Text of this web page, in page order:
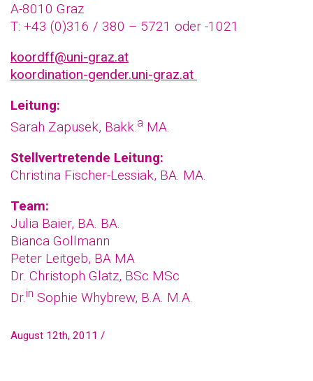
A-8010 Graz
T: +43 (0)316 / 380 – 5721 oder -1021
koordff@uni-graz.at
koordination-gender.uni-graz.at
Leitung:
Sarah Zapusek, Bakk.a MA.
Stellvertretende Leitung:
Christina Fischer-Lessiak, BA. MA.
Team:
Julia Baier, BA. BA.
Bianca Gollmann
Peter Leitgeb, BA MA
Dr. Christoph Glatz, BSc MSc
Dr.in Sophie Whybrew, B.A. M.A.
August 12th, 2011 /